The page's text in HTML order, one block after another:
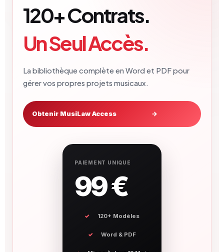
120+ Contrats.
Un Seul Accès.
La bibliothèque complète en Word et PDF pour
gérer vos propres projets musicaux.
Obtenir MusiLaw Access →
PAIEMENT UNIQUE
99 €
120+ Modèles
Word & PDF